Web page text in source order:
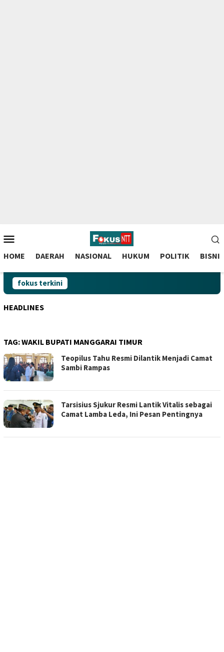
to
contentMobile
HOME DAERAH NASIONAL HUKUM POLITIK BISNIS
fokus terkini
HEADLINES
TAG:WAKIL BUPATI MANGGARAI TIMUR
Teopilus Tahu Resmi Dilantik Menjadi Camat
Sambi Rampas
Tarsisius Sjukur Resmi Lantik Vitalis sebagai
Camat Lamba Leda, Ini Pesan Pentingnya